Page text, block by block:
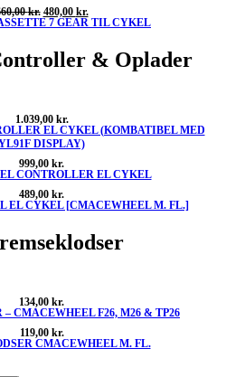
kr. Den
oprindelige
var:
660,00 kr..
480,00 kr.Den
aktuelle
er:
480,00 kr..
7 GEAR TIL CYKEL
& Oplader
1.039,00 kr.
EL CYKEL (KOMBATIBEL MED
DISPLAY)
999,00 kr.
CONTROLLER EL CYKEL
489,00 kr.
EL CYKEL [CMACEWHEEL M. FL.]
134,00 kr.
– CMACEWHEEL F26, M26 & TP26
119,00 kr.
CMACEWHEEL M. FL.